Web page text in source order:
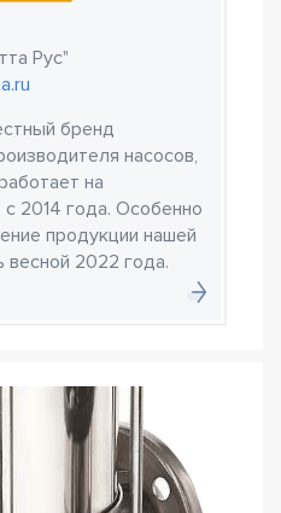
Рус"
бренд
насосов,
на
2014 года. Особенно
продукции нашей
весной 2022 года.